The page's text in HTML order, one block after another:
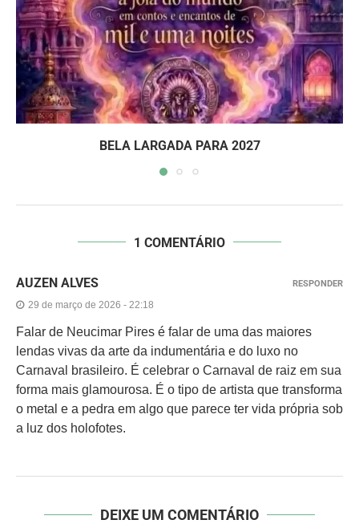
BELA LARGADA PARA 2027
1 COMENTÁRIO
AUZEN ALVES
29 de março de 2026 - 22:18
Falar de Neucimar Pires é falar de uma das maiores
lendas vivas da arte da indumentária e do luxo no
Carnaval brasileiro. É celebrar o Carnaval de raiz em sua
forma mais glamourosa. É o tipo de artista que transforma
o metal e a pedra em algo que parece ter vida própria sob
a luz dos holofotes.
RESPONDER
DEIXE UM COMENTÁRIO